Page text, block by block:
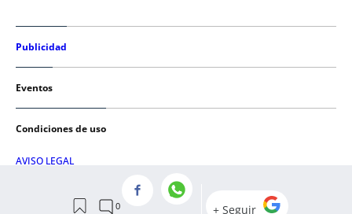
Publicidad
Eventos
Condiciones de uso
AVISO LEGAL
POLÍTICA DE COOKIES